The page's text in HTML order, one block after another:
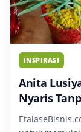
INSPIRASI
Anita
Nyaris